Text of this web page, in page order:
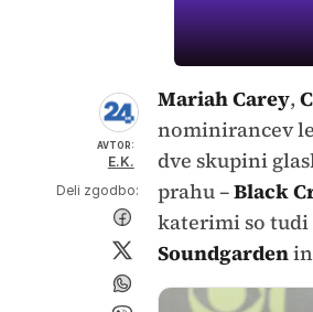
AVTOR:
E.K.
Deli zgodbo:
Mariah Carey,
nominirancev
dve skupini
prahu –Black
katerimi so tudi
Soundgardenin